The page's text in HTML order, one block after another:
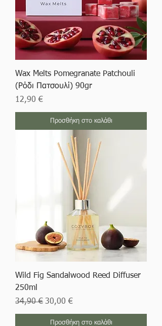
Wax Melts Pomegranate Patchouli
(Ρόδι Πατσουλί) 90gr
Τιμή
12,90 €
Προσθήκη στο καλάθι
Wild Fig Sandalwood Reed Diffuser
250ml
Κανονική τιμή
34,90 € Τιμή Έκπτωσης
30,00 €
Προσθήκη στο καλάθι